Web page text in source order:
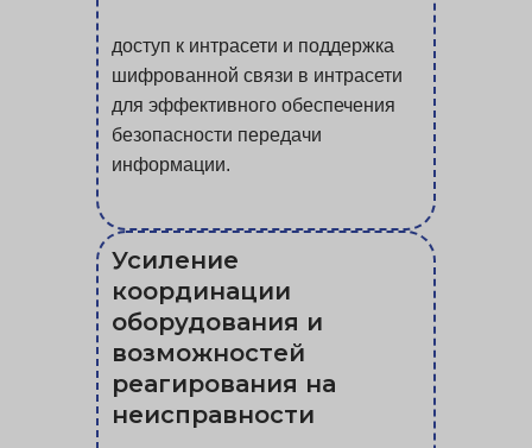
доступ к интрасети и поддержка
шифрованной связи в интрасети
для эффективного обеспечения
безопасности передачи
информации.
Усиление
координации
оборудования и
возможностей
реагирования на
неисправности